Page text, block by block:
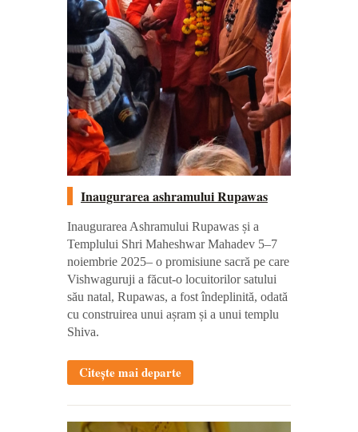
Inaugurarea ashramului Rupawas
Inaugurarea Ashramului Rupawas și a
Templului Shri Maheshwar Mahadev 5–7
noiembrie 2025– o promisiune sacră pe care
Vishwaguruji a făcut-o locuitorilor satului
său natal, Rupawas, a fost îndeplinită, odată
cu construirea unui așram și a unui templu
Shiva.
Citește mai departe